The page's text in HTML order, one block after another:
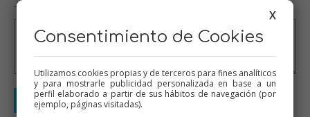
Tu valoración (opcional)
Enviar valoración
X
Consentimiento de Cookies
Utilizamos cookies propias y de terceros para fines analíticos
y para mostrarle publicidad personalizada en base a un
perfil elaborado a partir de sus hábitos de navegación (por
ejemplo, páginas visitadas).